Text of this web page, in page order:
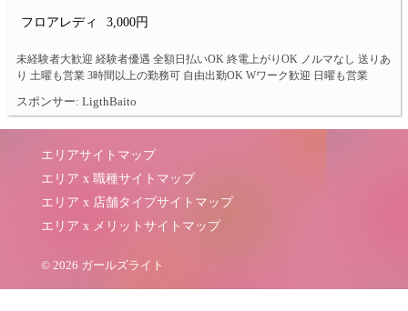
フロアレディ 3,000円
未経験者大歓迎 経験者優遇 全額日払いOK 終電上がりOK ノルマなし 送りあ
り 土曜も営業 3時間以上の勤務可 自由出勤OK Wワーク歓迎 日曜も営業
スポンサー: LigthBaito
エリアサイトマップ
エリア x 職種サイトマップ
エリア x 店舗タイプサイトマップ
エリア x メリットサイトマップ
© 2026 ガールズライト